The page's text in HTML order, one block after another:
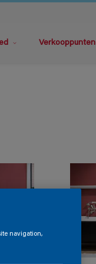
Verkooppunten
navigation,